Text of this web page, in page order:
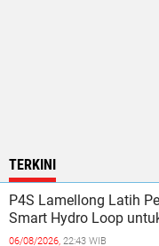
TERKINI
P4S Lamellong Latih
Smart Hydro Loop
06/08/2026, 22:43 WIB